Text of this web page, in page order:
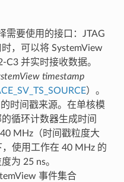
需要使用的接口：JTAG
，可以将 SystemView
C3 并实时接收数据。
timestamp
）。
时间戳来源。在单核模
循环计数器生成时间
MHz（时间戳粒度大
使用工作在 40 MHz 的
为 25 ns。
事件集合